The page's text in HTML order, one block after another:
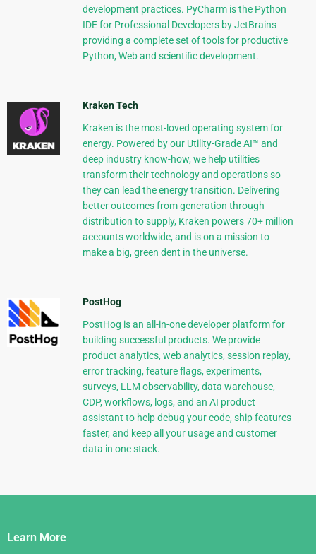
development practices. PyCharm is the Python
IDE for Professional Developers by JetBrains
providing a complete set of tools for productive
Python, Web and scientific development.
Kraken Tech
Kraken is the most-loved operating system for
energy. Powered by our Utility-Grade AI™ and
deep industry know-how, we help utilities
transform their technology and operations so
they can lead the energy transition. Delivering
better outcomes from generation through
distribution to supply, Kraken powers 70+ million
accounts worldwide, and is on a mission to
make a big, green dent in the universe.
PostHog
PostHog is an all-in-one developer platform for
building successful products. We provide
product analytics, web analytics, session replay,
error tracking, feature flags, experiments,
surveys, LLM observability, data warehouse,
CDP, workflows, logs, and an AI product
assistant to help debug your code, ship features
faster, and keep all your usage and customer
data in one stack.
Django
Links
Learn More